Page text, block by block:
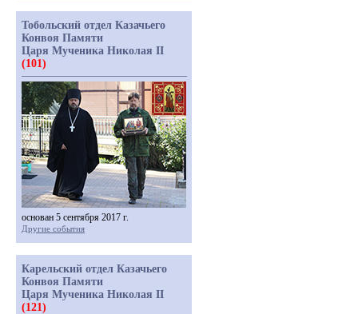
Тобольский отдел Казачьего
Конвоя Памяти
Царя Мученика Николая II
(101)
основан 5 сентября 2017 г.
Другие события
Карельский отдел Казачьего
Конвоя Памяти
Царя Мученика Николая II
(121)